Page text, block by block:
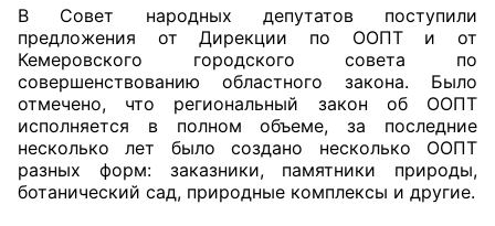
органах федеральных органов
исполнительной власти
Общественные советы по проведению
независимой оценки качества условий
оказания услуг
О Палате
В Совет народных депутатов поступили
предложения от Дирекции по ООПТ и от
Кемеровского городского совета по
совершенствованию областного закона. Было
отмечено, что региональный закон об ООПТ
исполняется в полном объеме, за последние
несколько лет было создано несколько ООПТ
разных форм: заказники, памятники природы,
ботанический сад, природные комплексы и другие.